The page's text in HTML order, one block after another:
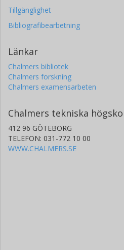
Tillgänglighet
Bibliografibearbetning
Länkar
Chalmers bibliotek
Chalmers forskning
Chalmers examensarbeten
Chalmers tekniska
412 96 GÖTEBORG
TELEFON: 031-772 10 00
WWW.CHALMERS.SE